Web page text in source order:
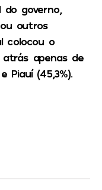
do governo,
outros
colocou o
atrás apenas de
Piauí (45,3%).